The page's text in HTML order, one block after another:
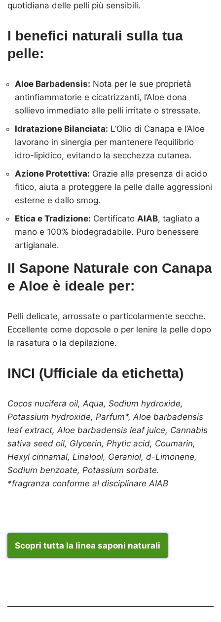
quotidiana delle pelli più sensibili.
I benefici naturali sulla tua
pelle:
Aloe Barbadensis: Nota per le sue proprietà
antinfiammatorie e cicatrizzanti, l’Aloe dona
sollievo immediato alle pelli irritate o stressate.
Idratazione Bilanciata: L’Olio di Canapa e l’Aloe
lavorano in sinergia per mantenere l’equilibrio
idro-lipidico, evitando la secchezza cutanea.
Azione Protettiva: Grazie alla presenza di acido
fitico, aiuta a proteggere la pelle dalle aggressioni
esterne e dallo smog.
Etica e Tradizione: Certificato AIAB, tagliato a
mano e 100% biodegradabile. Puro benessere
artigianale.
Il Sapone Naturale con Canapa
e Aloe è ideale per:
Pelli delicate, arrossate o particolarmente secche.
Eccellente come doposole o per lenire la pelle dopo
la rasatura o la depilazione.
INCI (Ufficiale da etichetta)
Cocos nucifera oil, Aqua, Sodium hydroxide,
Potassium hydroxide, Parfum*, Aloe barbadensis
leaf extract, Aloe barbadensis leaf juice, Cannabis
sativa seed oil, Glycerin, Phytic acid, Coumarin,
Hexyl cinnamal, Linalool, Geraniol, d-Limonene,
Sodium benzoate, Potassium sorbate.
*fragranza conforme al disciplinare AIAB
Scopri tutta la linea saponi naturali